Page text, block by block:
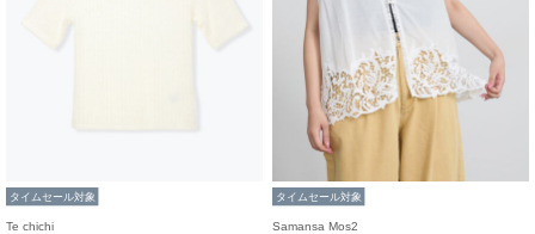
タイムセール対象
Te chichi
タイムセール対象
Samansa Mos2